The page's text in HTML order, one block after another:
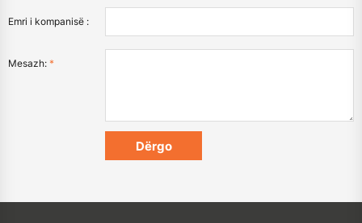
Emri i kompanisë :
Mesazh: *